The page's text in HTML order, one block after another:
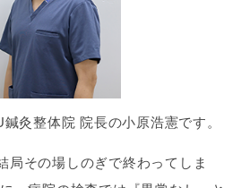
灸整体院 院長の小原浩憲です。
局その場しのぎで終わってしま